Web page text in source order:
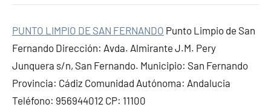
PUNTO LIMPIO DE SAN FERNANDO Punto Limpio de San
Fernando Dirección: Avda. Almirante J.M. Pery
Junquera s/n, San Fernando. Municipio: San Fernando
Provincia: Cádiz Comunidad Autónoma: Andalucia
Teléfono: 956944012 CP: 11100